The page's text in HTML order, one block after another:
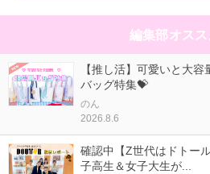
編集部オス
【推し活】可愛いと大
バッグ特集💝
のん
2026.8.6
確認中【Z世代はドトー
子高生＆女子大生が...